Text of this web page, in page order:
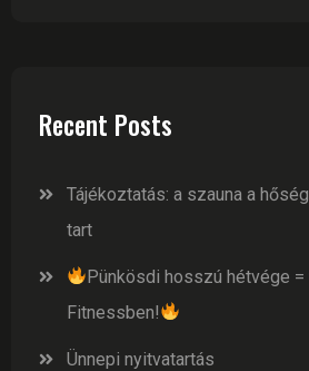
Recent Posts
Tájékoztatás: a szauna a
tart
Pünkösdi hosszú hétvége
Fitnessben!
Ünnepi nyitvatartás